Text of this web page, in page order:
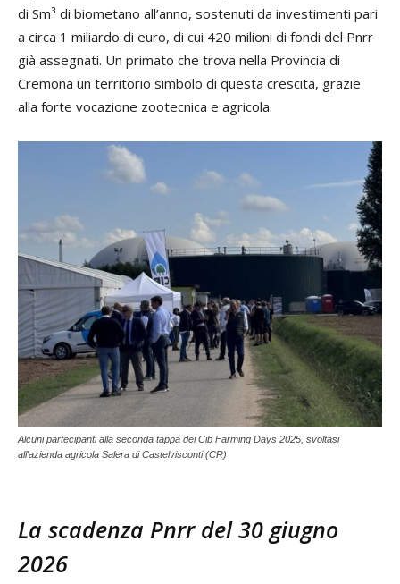
di Sm³ di biometano all’anno, sostenuti da investimenti pari
a circa 1 miliardo di euro, di cui 420 milioni di fondi del Pnrr
già assegnati. Un primato che trova nella Provincia di
Cremona un territorio simbolo di questa crescita, grazie
alla forte vocazione zootecnica e agricola.
Alcuni partecipanti alla seconda tappa dei Cib Farming Days 2025, svoltasi
all'azienda agricola Salera di Castelvisconti (CR)
La scadenza Pnrr del 30 giugno
2026